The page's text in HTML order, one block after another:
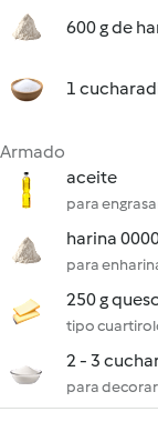
600 g de
1
Armado
aceite
para
harina
para
250 g
tipo
2 - 3
para decorar